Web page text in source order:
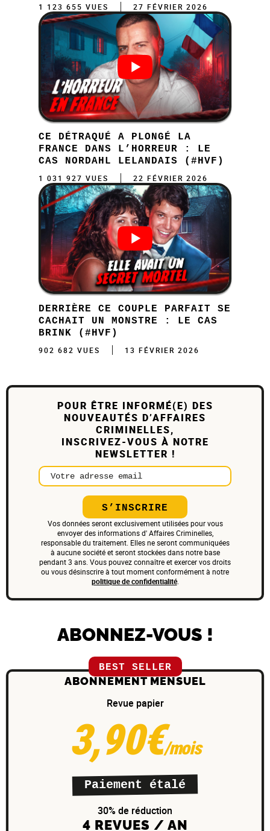
1 123 655 VUES 27 FÉVRIER 2026
CE DÉTRAQUÉ A PLONGÉ LA
FRANCE DANS L’HORREUR : LE
CAS NORDAHL LELANDAIS (#HVF)
1 031 927 VUES 22 FÉVRIER 2026
DERRIÈRE CE COUPLE PARFAIT SE
CACHAIT UN MONSTRE : LE CAS
BRINK (#HVF)
902 682 VUES 13 FÉVRIER 2026
POUR ÊTRE INFORMÉ(E) DES
NOUVEAUTÉS D’AFFAIRES
CRIMINELLES,
INSCRIVEZ-VOUS À NOTRE
NEWSLETTER !
Votre adresse email
S’INSCRIRE
Vos données seront exclusivement utilisées pour vous
envoyer des informations d' Affaires Criminelles,
responsable du traitement. Elles ne seront communiquées
à aucune société et seront stockées dans notre base
pendant 3 ans. Vous pouvez connaître et exercer vos droits
ou vous désinscrire à tout moment conformément à notre
politique de confidentialité.
ABONNEZ-VOUS !
BEST SELLER
ABONNEMENT MENSUEL
Revue papier
3,90€/mois
Paiement étalé
30% de réduction
4 REVUES / AN